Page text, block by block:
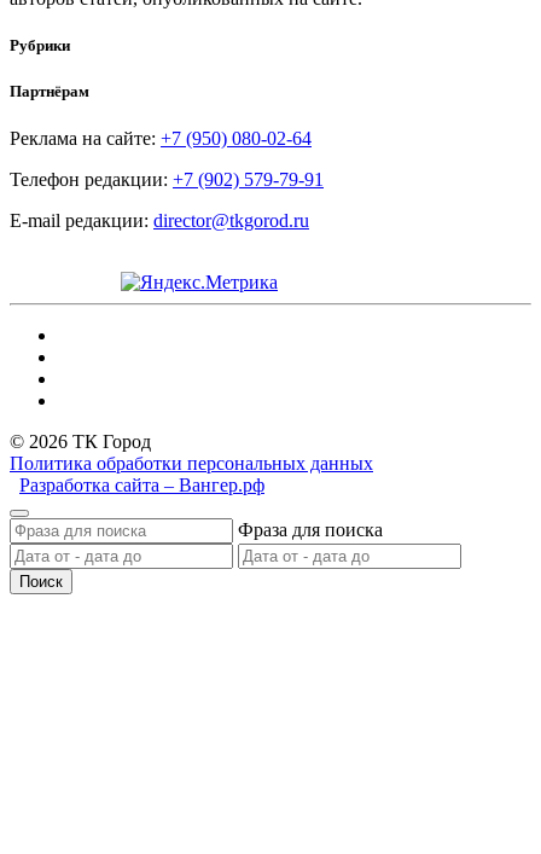
Рубрики
Партнёрам
Реклама на сайте: +7 (950) 080-02-64
Телефон редакции: +7 (902) 579-79-91
E-mail редакции: director@tkgorod.ru
© 2026 ТК Город
Политика обработки персональных данных
Разработка сайта – Вангер.рф
Фраза для поиска
Поиск